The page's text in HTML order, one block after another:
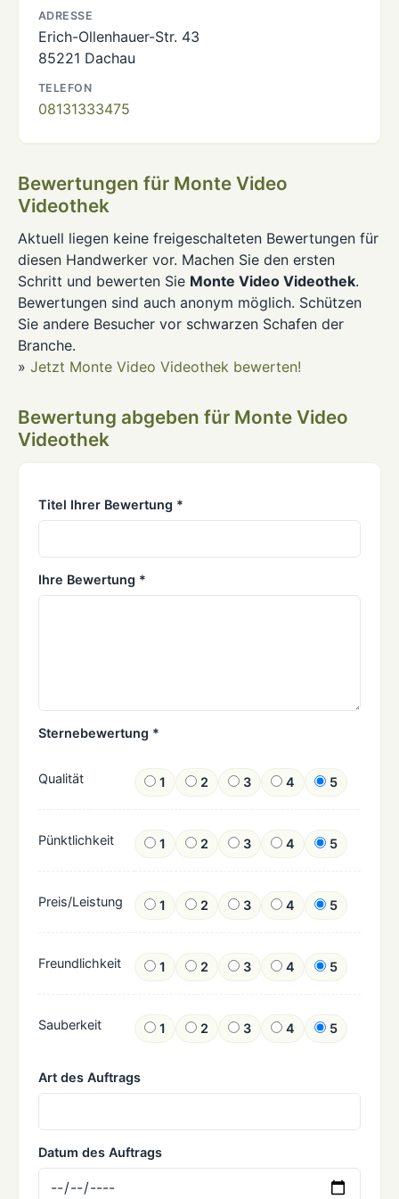
ADRESSE
Erich-Ollenhauer-Str. 43
85221 Dachau
TELEFON
08131333475
Bewertungen für Monte Video
Videothek
Aktuell liegen keine freigeschalteten Bewertungen für
diesen Handwerker vor. Machen Sie den ersten
Schritt und bewerten Sie Monte Video Videothek.
Bewertungen sind auch anonym möglich. Schützen
Sie andere Besucher vor schwarzen Schafen der
Branche.
» Jetzt Monte Video Videothek bewerten!
Bewertung abgeben für Monte Video
Videothek
Titel Ihrer Bewertung *
Ihre Bewertung *
Sternebewertung *
Qualität 1 2 3 4 5
Pünktlichkeit 1 2 3 4 5
Preis/Leistung 1 2 3 4 5
Freundlichkeit 1 2 3 4 5
Sauberkeit 1 2 3 4 5
Art des Auftrags
Datum des Auftrags